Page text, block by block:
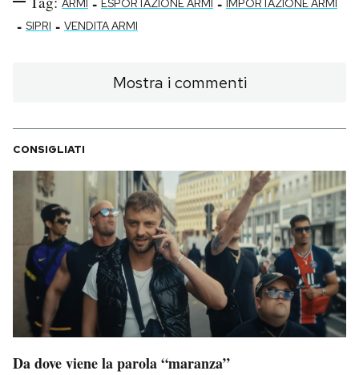
ARMI ESPORTAZIONE ARMI IMPORTAZIONE ARMI
- SIPRI - VENDITA ARMI
Mostra i commenti
CONSIGLIATI
Da dove viene la parola “maranza”